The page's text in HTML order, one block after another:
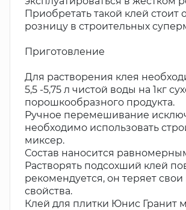
Приобретать такой клей стоит
розницу в строительных
Приготовление
Для растворения клея
5,5 -5,75 л чистой воды на 1кг
порошкообразного продукта.
Ручное перемешивание
необходимо использовать
миксер.
Состав наносится
Растворять подсохший клей
рекомендуется, он теряет
свойства.
Клей для плитки Юнис Гранит